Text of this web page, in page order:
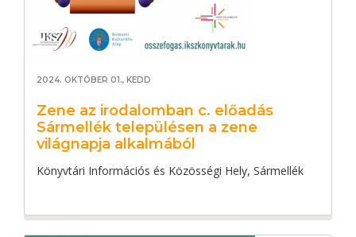
2024. OKTÓBER 01., KEDD
Zene az irodalomban c. előadás
Sármellék településen a zene
világnapja alkalmából
Könyvtári Információs és Közösségi Hely, Sármellék